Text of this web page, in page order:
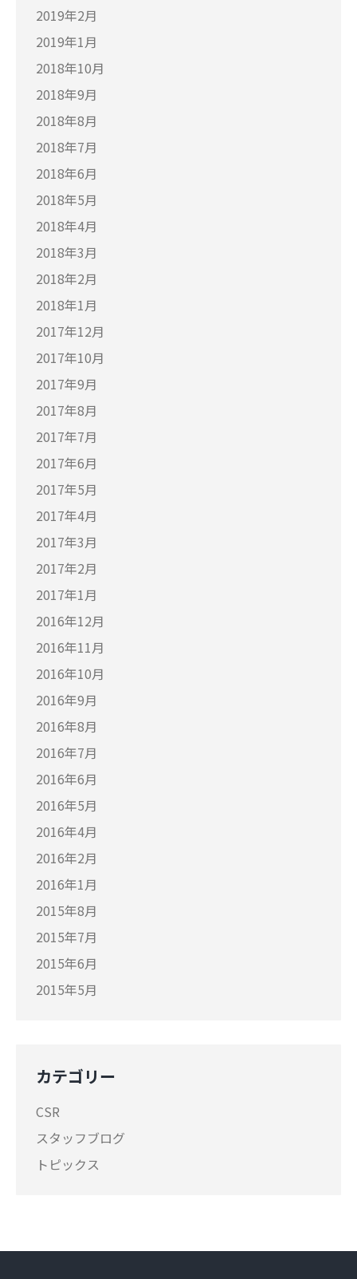
2019年2月
2019年1月
2018年10月
2018年9月
2018年8月
2018年7月
2018年6月
2018年5月
2018年4月
2018年3月
2018年2月
2018年1月
2017年12月
2017年10月
2017年9月
2017年8月
2017年7月
2017年6月
2017年5月
2017年4月
2017年3月
2017年2月
2017年1月
2016年12月
2016年11月
2016年10月
2016年9月
2016年8月
2016年7月
2016年6月
2016年5月
2016年4月
2016年2月
2016年1月
2015年8月
2015年7月
2015年6月
2015年5月
カテゴリー
CSR
スタッフブログ
トピックス